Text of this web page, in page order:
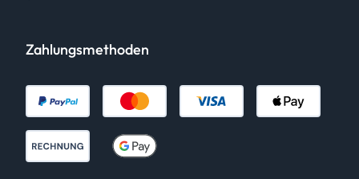
Zahlungsmethoden